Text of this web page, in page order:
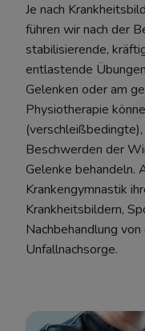
Je nach
führen wir nach der
stabilisierende,
entlastende
Gelenken oder am
Physiotherapie
Beschwerden der
Gelenke behandeln.
Krankengymnastik
Krankheitsbildern,
Nachbehandlung
Unfallnachsorge.